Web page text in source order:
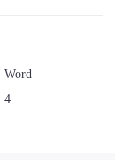
Word
4